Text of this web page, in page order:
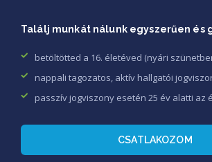
Találj munkát nálunk egyszerűen és
betöltötted a 16. életéved (nyári
nappali tagozatos, aktív hallgatói
passzív jogviszony esetén 25 év alatti az
CSATLAKOZOM